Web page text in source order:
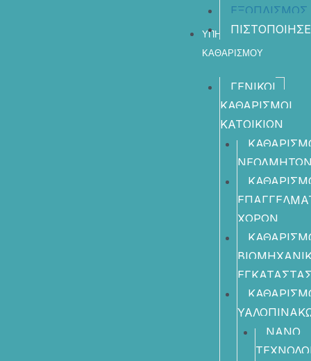
ΕΞΟΠΛΙΣΜΟΣ
ΥΠΗΡΕΣΙΕΣ
ΚΑΘΑΡΙΣΜΟΥ
ΓΕΝΙΚΟΙ
ΚΑΘΑΡΙΣΜΟΙ
ΚΑΤΟΙΚΙΩΝ
ΧΩΡΩΝ
ΝΑΝΟ